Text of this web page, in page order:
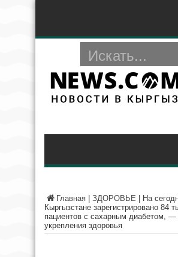
Главная ЗДОРОВЬЕ
На
Кыргызстане зарегистрировано 84
пациентов с сахарным диабетом,
укрепления здоровья